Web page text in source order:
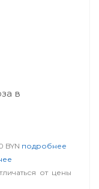
в
BYN подробнее
от цены